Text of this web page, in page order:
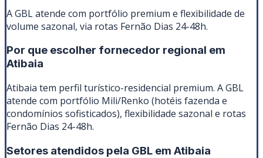
A GBL atende com portfólio premium e flexibilidade de
volume sazonal, via rotas Fernão Dias 24-48h.
Por que escolher fornecedor regional em
Atibaia
Atibaia tem perfil turístico-residencial premium. A GBL
atende com portfólio Mili/Renko (hotéis fazenda e
condomínios sofisticados), flexibilidade sazonal e rotas
Fernão Dias 24-48h.
Setores atendidos pela GBL em Atibaia